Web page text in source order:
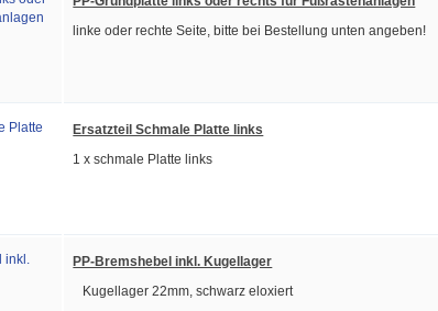
linke oder rechte Seite, bitte bei Bestellung unten angeben!
Ersatzteil Schmale Platte links
1 x schmale Platte links
PP-Bremshebel inkl. Kugellager
Kugellager 22mm, schwarz eloxiert